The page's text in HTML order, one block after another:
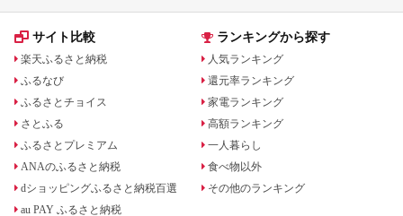
サイト比較
楽天ふるさと納税
ふるなび
ふるさとチョイス
さとふる
ふるさとプレミアム
ANAのふるさと納税
dショッピングふるさと納税百選
au PAY ふるさと納税
ランキングから探す
人気ランキング
還元率ランキング
家電ランキング
高額ランキング
一人暮らし
食べ物以外
その他のランキング